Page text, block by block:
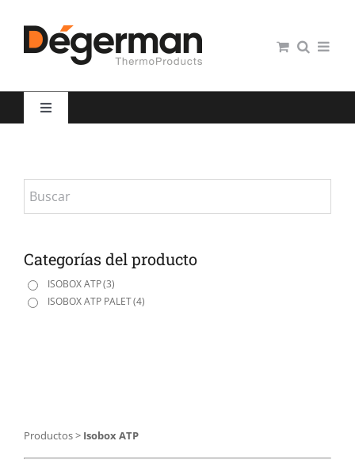
contenido
Toggle
Hospitales
Panaderías y Pastelerías
Servicio domiciliario
91 629 17 10
Productos> Isobox ATP
Categorías del producto
ISOBOX ATP(3)
ISOBOX ATP PALET(4)